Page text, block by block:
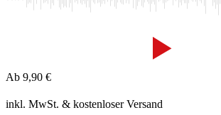
Ab 9,90 €
inkl. MwSt. & kostenloser Versand